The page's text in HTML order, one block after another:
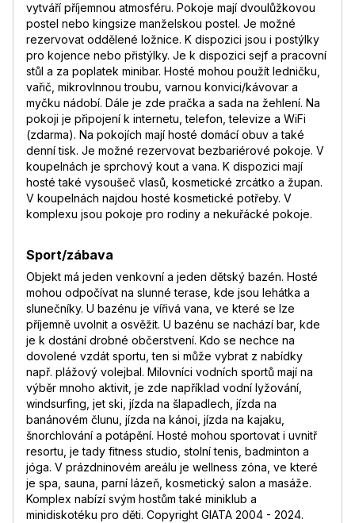
vytváří příjemnou atmosféru. Pokoje mají dvoulůžkovou
postel nebo kingsize manželskou postel. Je možné
rezervovat oddělené ložnice. K dispozici jsou i postýlky
pro kojence nebo přistýlky. Je k dispozici sejf a pracovní
stůl a za poplatek minibar. Hosté mohou použít ledničku,
vařič, mikrovlnnou troubu, varnou konvici/kávovar a
myčku nádobí. Dále je zde pračka a sada na žehlení. Na
pokoji je připojení k internetu, telefon, televize a WiFi
(zdarma). Na pokojích mají hosté domácí obuv a také
denní tisk. Je možné rezervovat bezbariérové pokoje. V
koupelnách je sprchový kout a vana. K dispozici mají
hosté také vysoušeč vlasů, kosmetické zrcátko a župan.
V koupelnách najdou hosté kosmetické potřeby. V
komplexu jsou pokoje pro rodiny a nekuřácké pokoje.
Sport/zábava
Objekt má jeden venkovní a jeden dětský bazén. Hosté
mohou odpočívat na slunné terase, kde jsou lehátka a
slunečníky. U bazénu je vířivá vana, ve které se lze
příjemně uvolnit a osvěžit. U bazénu se nachází bar, kde
je k dostání drobné občerstvení. Kdo se nechce na
dovolené vzdát sportu, ten si může vybrat z nabídky
např. plážový volejbal. Milovníci vodních sportů mají na
výběr mnoho aktivit, je zde například vodní lyžování,
windsurfing, jet ski, jízda na šlapadlech, jízda na
banánovém člunu, jízda na kánoi, jízda na kajaku,
šnorchlování a potápění. Hosté mohou sportovat i uvnitř
resortu, je tady fitness studio, stolní tenis, badminton a
jóga. V prázdninovém areálu je wellness zóna, ve které
je spa, sauna, parní lázeň, kosmetický salon a masáže.
Komplex nabízí svým hostům také miniklub a
minidiskotéku pro děti. Copyright GIATA 2004 - 2024.